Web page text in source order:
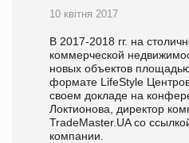
10 квітня 2017
В 2017-2018 гг. на
коммерческой
новых объектов
формате LifeStyle
своем докладе на
Локтионова, директор
TradeMaster.UA со
компании.